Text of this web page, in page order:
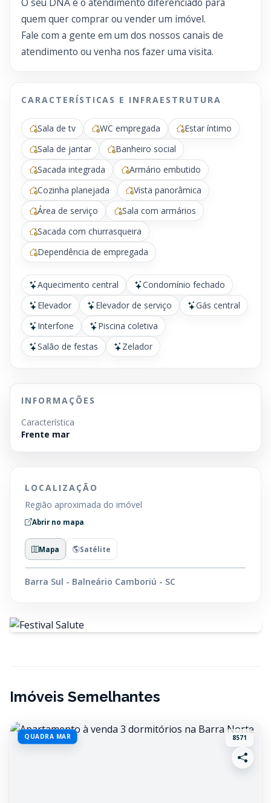
quem quer comprar ou vender um imóvel.
Fale com a gente em um dos nossos canais de
atendimento ou venha nos fazer uma visita.
CARACTERÍSTICAS E INFRAESTRUTURA
Sala de tv WC empregada
Estar íntimo
Sala de jantar
Banheiro social
Sacada integrada
Armário embutido
Cozinha planejada
Vista panorâmica
Área de serviço
Sala com armários
Sacada com churrasqueira
Dependência de empregada
Aquecimento central
Condomínio fechado
Elevador
Elevador de serviço
Gás central
Interfone
Piscina coletiva
Salão de festas
Zelador
INFORMAÇÕES
Característica
Frente mar
LOCALIZAÇÃO
Região aproximada do imóvel
Abrir no mapa
Mapa Satélite
Barra Sul - Balneário Camboriú - SC
Imóveis Semelhantes
QUADRA MAR 8571